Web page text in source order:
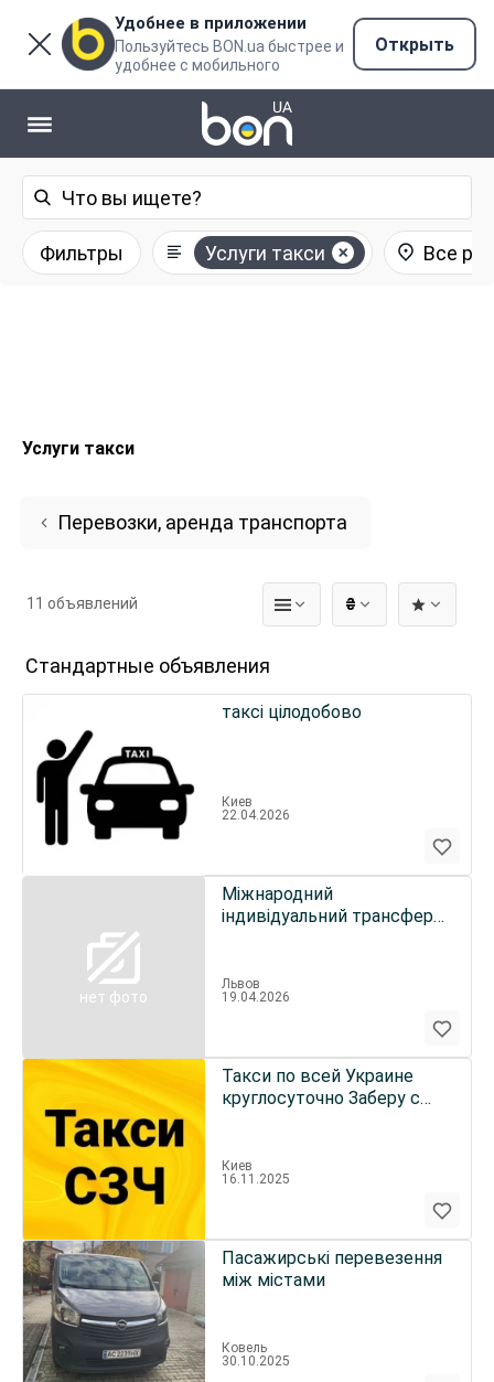
Удобнее в приложении
Пользуйтесь BON.ua быстрее и
удобнее с мобильного
Открыть
Фильтры Услуги такси Все
Услуги такси
Перевозки, аренда транспорта
₴
11 объявлений
Стандартные объявления
таксі цілодобово
Киев
22.04.2026
нет фото
Міжнародний
індивідуальний трансфер,
Львов
19.04.2026
Такси по всей Украине
круглосуточно Заберу с
Киев
16.11.2025
Пасажирські перевезення
між містами
Ковель
30.10.2025